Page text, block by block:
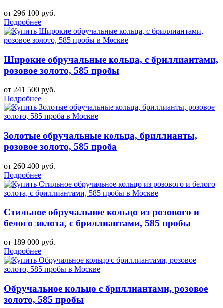
от 296 100 руб.
Подробнее
Широкие обручальные кольца, с бриллиантами,
розовое золото, 585 пробы
от 241 500 руб.
Подробнее
Золотые обручальные кольца, бриллианты,
розовое золото, 585 проба
от 260 400 руб.
Подробнее
Стильное обручальное кольцо из розового и
белого золота, с бриллиантами, 585 пробы
от 189 000 руб.
Подробнее
Обручальное кольцо с бриллиантами, розовое
золото, 585 пробы